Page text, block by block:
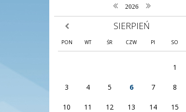
poprzedni rok
2026 następny rok
poprzedni miesiąc SIERPIEŃ
PON WT ŚR CZW PI SO
1
3 4 5 6 7 8
10 11 12 13 14 15